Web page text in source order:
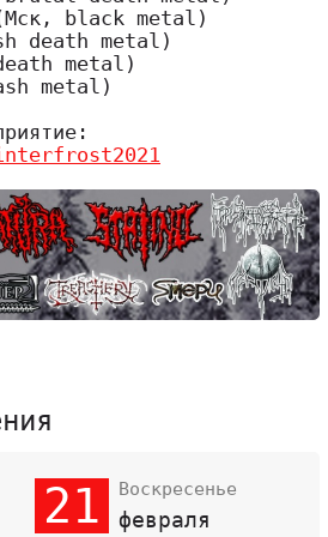
(Мск, black metal)
death metal)
metal)
metal)
21 Воскресенье
февраля